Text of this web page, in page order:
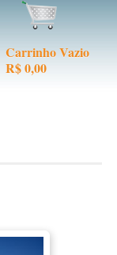
Carrinho Vazio
R$ 0,00